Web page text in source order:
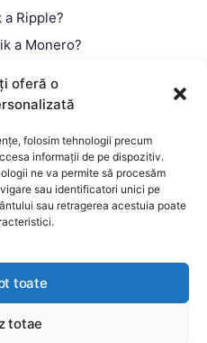
oferă o
folosim tehnologii precum
informații de pe dispozitiv.
ne va permite să procesăm
sau identificatori unici pe
sau retragerea acestuia poate
toate
totae
a Ripple?
a Monero?
your experience. We'll